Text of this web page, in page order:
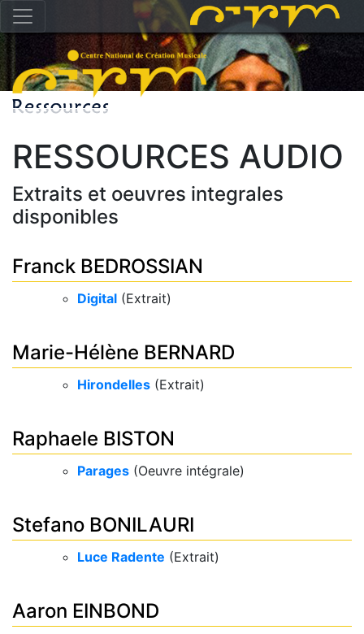
RESSOURCES AUDIO
Extraits et oeuvres integrales
disponibles
Franck BEDROSSIAN
Digital (Extrait)
Marie-Hélène BERNARD
Hirondelles (Extrait)
Raphaele BISTON
Parages (Oeuvre intégrale)
Stefano BONILAURI
Luce Radente (Extrait)
Aaron EINBOND